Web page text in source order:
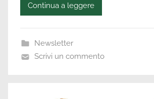
Continua a leggere
Newsletter
Scrivi un commento